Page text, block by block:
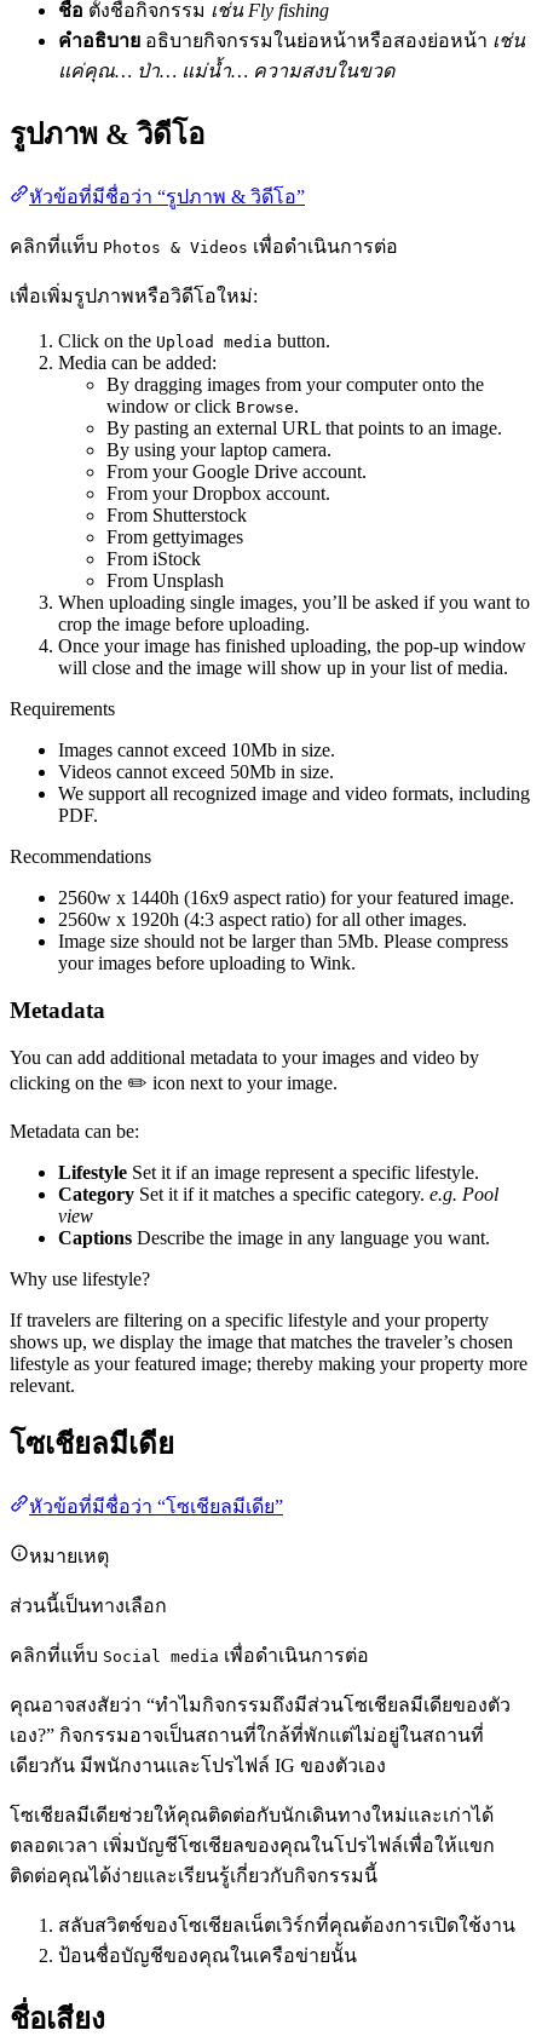
ชื่อ ตั้งชื่อกิจกรรม เช่น Fly fishing
คำอธิบาย อธิบายกิจกรรมในย่อหน้าหรือสองย่อหน้า เช่น
แค่คุณ… ป่า… แม่น้ำ… ความสงบในขวด
รูปภาพ & วิดีโอ
หัวข้อที่มีชื่อว่า “รูปภาพ & วิดีโอ”
คลิกที่แท็บ Photos & Videos เพื่อดำเนินการต่อ
เพื่อเพิ่มรูปภาพหรือวิดีโอใหม่:
Click on the Upload media button.
Media can be added:
By dragging images from your computer onto the
window or click Browse.
By pasting an external URL that points to an image.
By using your laptop camera.
From your Google Drive account.
From your Dropbox account.
From Shutterstock
From gettyimages
From iStock
From Unsplash
When uploading single images, you’ll be asked if you want to
crop the image before uploading.
Once your image has finished uploading, the pop-up window
will close and the image will show up in your list of media.
Requirements
Images cannot exceed 10Mb in size.
Videos cannot exceed 50Mb in size.
We support all recognized image and video formats, including
PDF.
Recommendations
2560w x 1440h (16x9 aspect ratio) for your featured image.
2560w x 1920h (4:3 aspect ratio) for all other images.
Image size should not be larger than 5Mb. Please compress
your images before uploading to Wink.
Metadata
You can add additional metadata to your images and video by
clicking on the ✏️ icon next to your image.
Metadata can be:
Lifestyle Set it if an image represent a specific lifestyle.
Category Set it if it matches a specific category. e.g. Pool
view
Captions Describe the image in any language you want.
Why use lifestyle?
If travelers are filtering on a specific lifestyle and your property
shows up, we display the image that matches the traveler’s chosen
lifestyle as your featured image; thereby making your property more
relevant.
โซเชียลมีเดีย
หัวข้อที่มีชื่อว่า “โซเชียลมีเดีย”
หมายเหตุ
ส่วนนี้เป็นทางเลือก
คลิกที่แท็บ Social media เพื่อดำเนินการต่อ
คุณอาจสงสัยว่า “ทำไมกิจกรรมถึงมีส่วนโซเชียลมีเดียของตัว
เอง?” กิจกรรมอาจเป็นสถานที่ใกล้ที่พักแต่ไม่อยู่ในสถานที่
เดียวกัน มีพนักงานและโปรไฟล์ IG ของตัวเอง
โซเชียลมีเดียช่วยให้คุณติดต่อกับนักเดินทางใหม่และเก่าได้
ตลอดเวลา เพิ่มบัญชีโซเชียลของคุณในโปรไฟล์เพื่อให้แขก
ติดต่อคุณได้ง่ายและเรียนรู้เกี่ยวกับกิจกรรมนี้
สลับสวิตช์ของโซเชียลเน็ตเวิร์กที่คุณต้องการเปิดใช้งาน
ป้อนชื่อบัญชีของคุณในเครือข่ายนั้น
ชื่อเสียง